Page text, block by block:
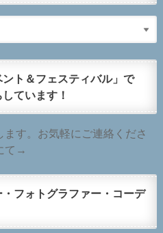
ント＆フェスティバル」で
ています！
す。お気軽にご連絡くださ
て→
・フォトグラファー・コーデ